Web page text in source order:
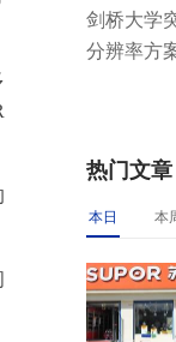
剑桥大学
分辨率方
热门文章
本日 本